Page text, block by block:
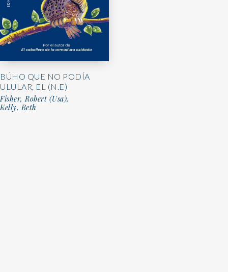
BÚHO QUE NO PODÍA
ULULAR, EL (N.E)
Fisher, Robert (Usa),
Kelly, Beth